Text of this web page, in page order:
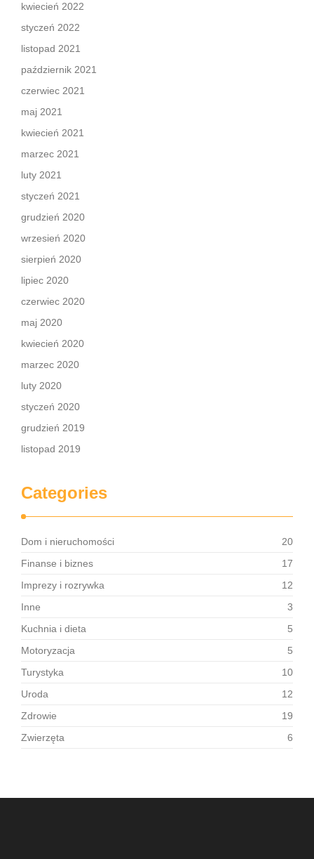
kwiecień 2022
styczeń 2022
listopad 2021
październik 2021
czerwiec 2021
maj 2021
kwiecień 2021
marzec 2021
luty 2021
styczeń 2021
grudzień 2020
wrzesień 2020
sierpień 2020
lipiec 2020
czerwiec 2020
maj 2020
kwiecień 2020
marzec 2020
luty 2020
styczeń 2020
grudzień 2019
listopad 2019
Categories
Dom i nieruchomości
20
Finanse i biznes
17
Imprezy i rozrywka
12
Inne
3
Kuchnia i dieta
5
Motoryzacja
5
Turystyka
10
Uroda
12
Zdrowie
19
Zwierzęta
6